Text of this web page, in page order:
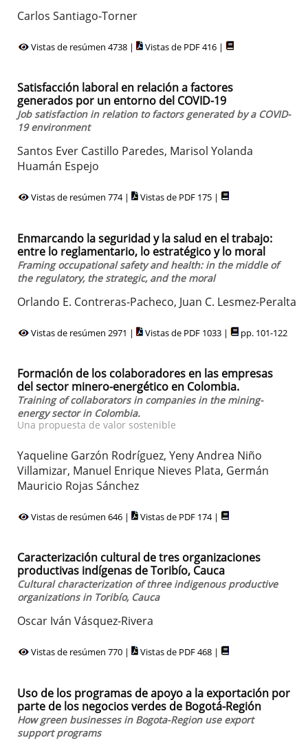
Carlos Santiago-Torner
Vistas de resúmen 4738 | Vistas de PDF 416 |
Satisfacción laboral en relación a factores
generados por un entorno del COVID-19
Job satisfaction in relation to factors generated by a COVID-
19 environment
Santos Ever Castillo Paredes, Marisol Yolanda
Huamán Espejo
Vistas de resúmen 774 | Vistas de PDF 175 |
Enmarcando la seguridad y la salud en el trabajo:
entre lo reglamentario, lo estratégico y lo moral
Framing occupational safety and health: in the middle of
the regulatory, the strategic, and the moral
Orlando E. Contreras-Pacheco, Juan C. Lesmez-Peralta
Vistas de resúmen 2971 | Vistas de PDF 1033 | pp. 101-122
Formación de los colaboradores en las empresas
del sector minero-energético en Colombia.
Training of collaborators in companies in the mining-
energy sector in Colombia.
Una propuesta de valor sostenible
Yaqueline Garzón Rodríguez, Yeny Andrea Niño
Villamizar, Manuel Enrique Nieves Plata, Germán
Mauricio Rojas Sánchez
Vistas de resúmen 646 | Vistas de PDF 174 |
Caracterización cultural de tres organizaciones
productivas indígenas de Toribío, Cauca
Cultural characterization of three indigenous productive
organizations in Toribío, Cauca
Oscar Iván Vásquez-Rivera
Vistas de resúmen 770 | Vistas de PDF 468 |
Uso de los programas de apoyo a la exportación por
parte de los negocios verdes de Bogotá-Región
How green businesses in Bogota-Region use export
support programs